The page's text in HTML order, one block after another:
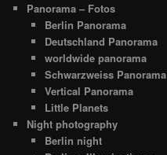
Panorama – Fotos
Berlin Panorama
Deutschland Panorama
worldwide panorama
Schwarzweiss Panorama
Vertical Panorama
Little Planets
Night photography
Berlin night